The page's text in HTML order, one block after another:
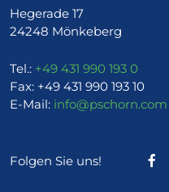
Hegerade 17
24248 Mönkeberg
Tel.: +49 431 990 193 0
Fax: +49 431 990 193 10
E-Mail: info@pschorn.com
Folgen Sie uns!